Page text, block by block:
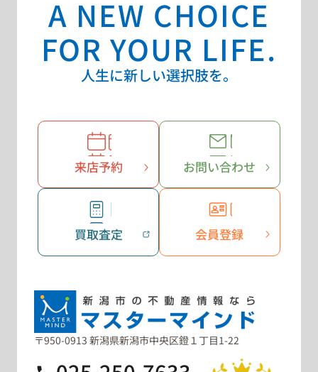
A NEW CHOICE
FOR YOUR LIFE.
人生に新しい選択肢を。
来店予約 お問い合わせ
買取査定 会員登録
〒950-0913 新潟県新潟市中央区鐙１丁目1-22